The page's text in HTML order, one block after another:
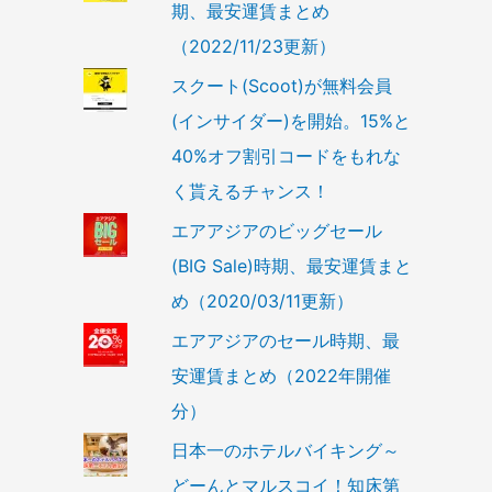
期、最安運賃まとめ
（2022/11/23更新）
スクート(Scoot)が無料会員
(インサイダー)を開始。15%と
40%オフ割引コードをもれな
く貰えるチャンス！
エアアジアのビッグセール
(BIG Sale)時期、最安運賃まと
め（2020/03/11更新）
エアアジアのセール時期、最
安運賃まとめ（2022年開催
分）
日本一のホテルバイキング～
どーんとマルスコイ！知床第